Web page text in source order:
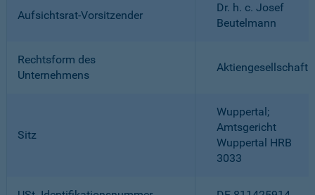
Aufsichtsrat-Vorsitzender
Dr. h. c. Josef
Beutelmann
Rechtsform des
Unternehmens
Aktiengesellschaft
Sitz
Wuppertal;
Amtsgericht
Wuppertal HRB
3033